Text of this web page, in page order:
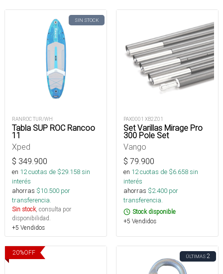
SIN STOCK
RANROC TUR/WH
Tabla SUP ROC Rancoo
11
Xped
$ 349.900
en 12cuotas de $29.158sin
interés
ahorras $10.500 por
transferencia.
Sin stock, consulta por
disponibilidad.
+5 Vendidos
PAX0001 XB2Z01
Set Varillas Mirage Pro
300 Pole Set
Vango
$ 79.900
en 12cuotas de $6.658sin
interés
ahorras $2.400 por
transferencia.
Stock disponible
+5 Vendidos
20%OFF
ÚLTIMAS2